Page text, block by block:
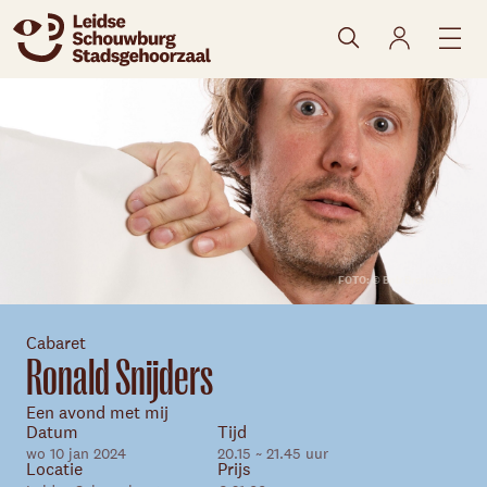
FOTO: © Bob Bronshoff
naar agenda
Cabaret
Ronald Snijders
Een avond met mij
Datum
wo 10 jan 2024
Tijd
20.15 ~ 21.45 uur
Locatie Prijs